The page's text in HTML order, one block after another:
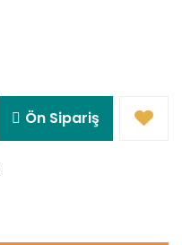
Ön Sipariş